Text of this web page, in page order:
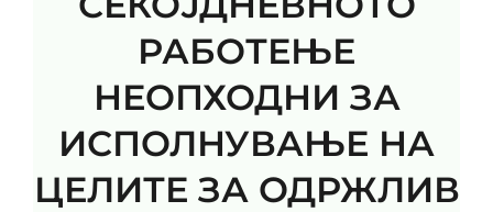
Публикации
РАБОТЕЊЕ
НЕОПХОДНИ ЗА
ИСПОЛНУВАЊЕ НА
ЦЕЛИТЕ ЗА ОДРЖЛИВ